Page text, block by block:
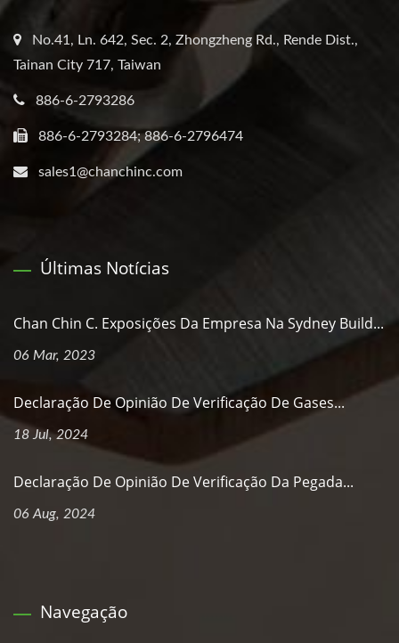
No.41, Ln. 642, Sec. 2, Zhongzheng Rd., Rende Dist.,
Tainan City 717, Taiwan
886-6-2793286
886-6-2793284; 886-6-2796474
sales1@chanchinc.com
Últimas Notícias
Chan Chin C. Exposições Da Empresa Na Sydney Build...
06 Mar, 2023
Declaração De Opinião De Verificação De Gases...
18 Jul, 2024
Declaração De Opinião De Verificação Da Pegada...
06 Aug, 2024
Navegação